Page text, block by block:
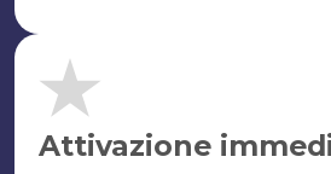
Attivazione